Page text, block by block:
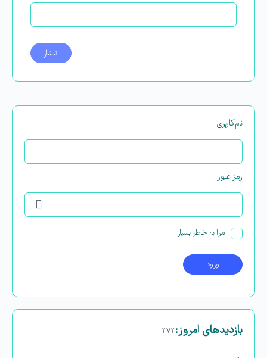
نام‌کاربری
رمز عبور
مرا به خاطر بسپار
بازدیدهای امروز:۳۷۳